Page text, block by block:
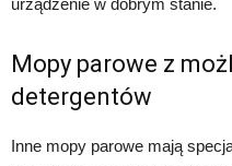
urządzenie w dobrym stanie.
Mopy parowe z
detergentów
Inne mopy parowe mają